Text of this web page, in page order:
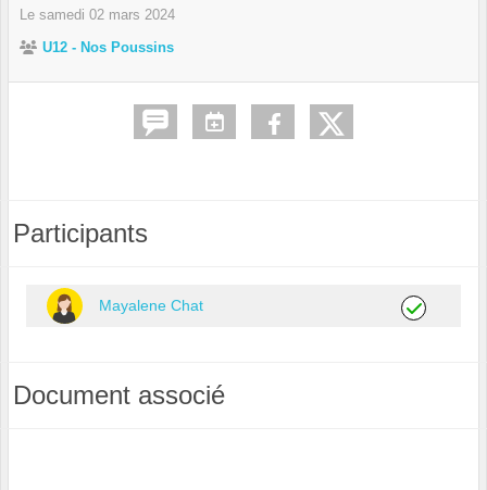
Le samedi 02 mars 2024
U12 - Nos Poussins
Participants
Mayalene Chat
Document associé